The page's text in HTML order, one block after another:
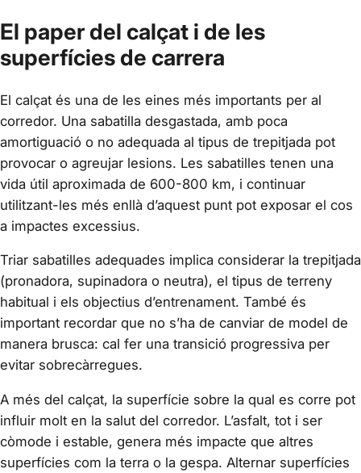
El paper del calçat i de les
superfícies de carrera
El calçat és una de les eines més importants per al
corredor. Una sabatilla desgastada, amb poca
amortiguació o no adequada al tipus de trepitjada pot
provocar o agreujar lesions. Les sabatilles tenen una
vida útil aproximada de 600-800 km, i continuar
utilitzant-les més enllà d’aquest punt pot exposar el cos
a impactes excessius.
Triar sabatilles adequades implica considerar la trepitjada
(pronadora, supinadora o neutra), el tipus de terreny
habitual i els objectius d’entrenament. També és
important recordar que no s’ha de canviar de model de
manera brusca: cal fer una transició progressiva per
evitar sobrecàrregues.
A més del calçat, la superfície sobre la qual es corre pot
influir molt en la salut del corredor. L’asfalt, tot i ser
còmode i estable, genera més impacte que altres
superfícies com la terra o la gespa. Alternar superfícies